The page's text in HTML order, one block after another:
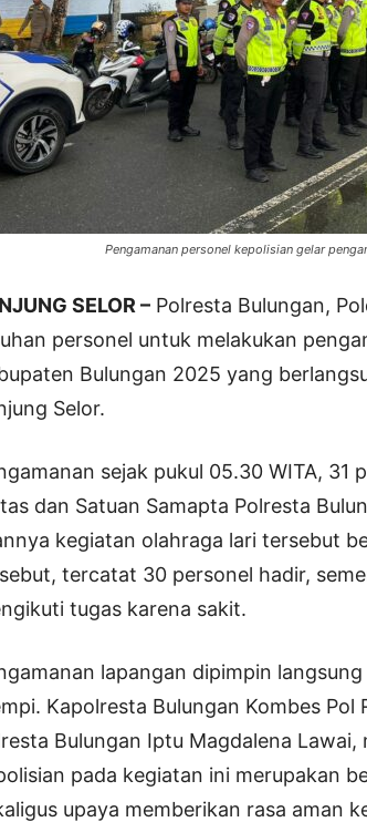
Pengamanan personel kepolisian gelar
SELOR – Polresta Bulungan,
personel untuk melakukan
Bulungan 2025 yang
Selor.
sejak pukul 05.30 WITA, 31
dan Satuan Samapta Polresta
kegiatan olahraga lari tersebut
tercatat 30 personel hadir,
tugas karena sakit.
lapangan dipimpin
Kapolresta Bulungan Kombes Pol
Bulungan Iptu Magdalena
pada kegiatan ini merupakan
upaya memberikan rasa aman